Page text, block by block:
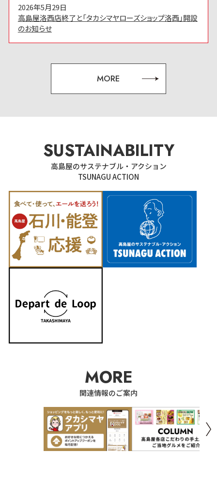
2026年5月29日
高島屋洛西店終了と「タカシマヤローズショップ洛西」開設
のお知らせ
MORE
SUSTAINABILITY
高島屋のサステナブル・アクション
TSUNAGU ACTION
MORE
関連情報のご案内